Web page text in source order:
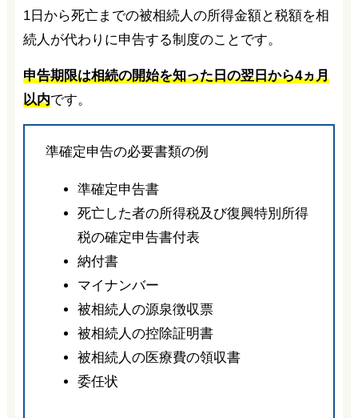
1日から死亡までの被相続人の所得金額と税額を相
続人が代わりに申告する制度のことです。
申告期限は相続の開始を知った日の翌日から4ヵ月
以内です。
準確定申告の必要書類の例
準確定申告書
死亡した者の所得税及び復興特別所得
税の確定申告書付表
納付書
マイナンバー
被相続人の源泉徴収票
被相続人の控除証明書
被相続人の医療費の領収書
委任状